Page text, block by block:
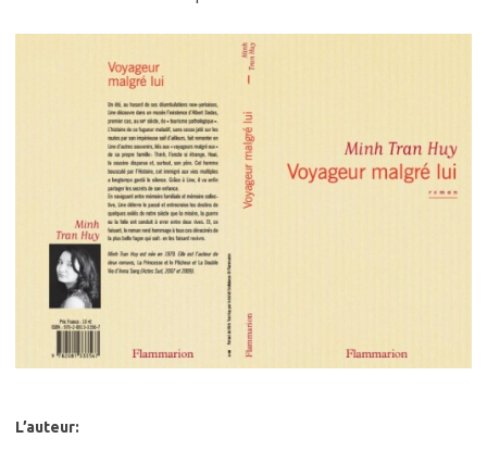
L’auteur: